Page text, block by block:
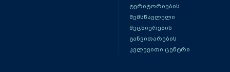
ტერიტორიების
შემსწავლელი
მეცნიერების
განვითარების
კვლევითი ცენტრი